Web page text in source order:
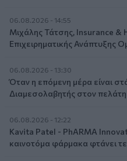
06.08.2026 - 14:55
Μιχάλης Τάτσης, Insurance &
Επιχειρηματικής Ανάπτυξης
06.08.2026 - 13:30
Όταν η επόμενη μέρα είναι
Διαμεσολαβητής στον
06.08.2026 - 12:22
Kavita Patel - PhARMA
καινοτόμα φάρμακα φτάνει